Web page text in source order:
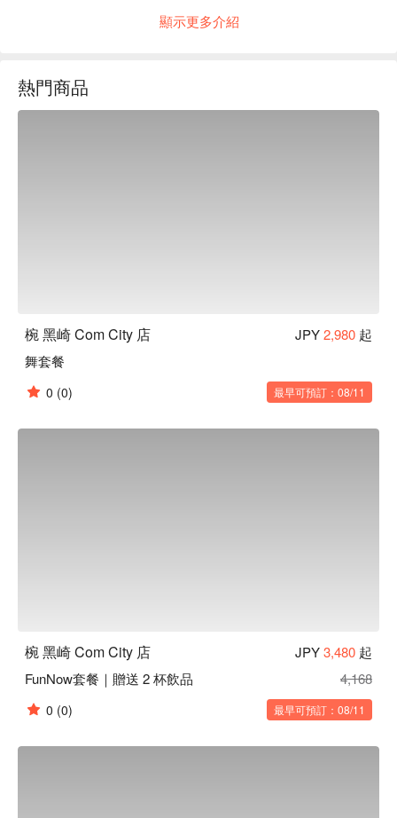
【店家氛圍】「美食居酒屋 椀」的裝潢概念是營造出 “ 100 年
間。在匠人精心設計的沈穩日式氛圍中，以美酒佳餚招待來
客、帶您品味日常之美。此外，如同店名「 椀 」（ 碗 ）一
顯示更多介紹
熱門商品
椀 黑崎 Com City 店 JPY2,980 起
舞套餐
0 (0) 最早可預訂：08/11
椀 黑崎 Com City 店 JPY3,480 起
FunNow套餐｜贈送 2 杯飲品
4,168
0 (0) 最早可預訂：08/11